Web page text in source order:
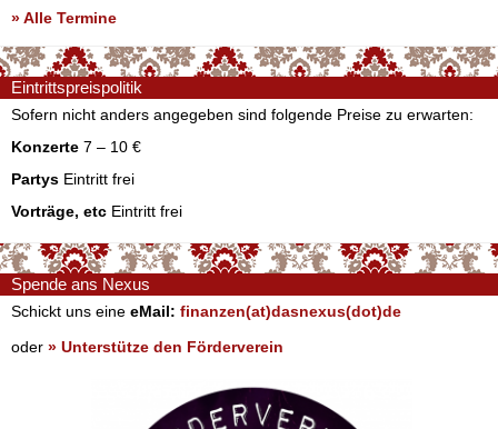
» Alle Termine
Eintrittspreispolitik
Sofern nicht anders angegeben sind folgende Preise zu erwarten:
Konzerte 7 – 10 €
Partys Eintritt frei
Vorträge, etc Eintritt frei
Spende ans Nexus
Schickt uns eine eMail: finanzen(at)dasnexus(dot)de
oder » Unterstütze den Förderverein